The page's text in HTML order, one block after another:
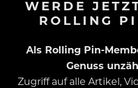
WERDE
ROLLING
Als Rolling Pin-
Genuss
Zugriff auf alle Artikel,